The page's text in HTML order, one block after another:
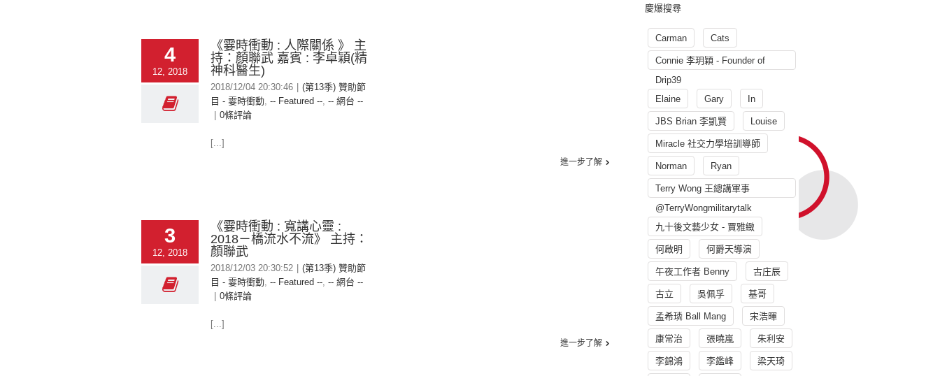
4
12, 2018
《霎時衝動 : 人際關係 》 主
持：顏聯武 嘉賓 : 李卓穎(精
神科醫生)
2018/12/04 20:30:46
(第13季) 贊助節
目 - 霎時衝動, -- Featured --, -- 網台 --
0條評論
[...]
進一步了解
3
12, 2018
《霎時衝動 : 寬講心靈 :
2018－橋流水不流》 主持：
顏聯武
2018/12/03 20:30:52
(第13季) 贊助節
目 - 霎時衝動, -- Featured --, -- 網台 --
0條評論
[...]
進一步了解
慶爆搜尋
Carman Cats
Connie 李玥穎 - Founder of
Drip39
Elaine
Gary In
JBS Brian 李凱賢 Louise
Miracle 社交力學培訓導師
Norman Ryan
Terry Wong 王總講軍事
@TerryWongmilitarytalk
九十後文藝少女 - 賈雅緻
何啟明 何爵天導演
午夜工作者 Benny 古庄辰
古立 吳佩孚 基哥
孟希璘 Ball Mang 宋浩暉
康常治 張曉嵐 朱利安
李錦鴻 李鑑峰 梁天琦